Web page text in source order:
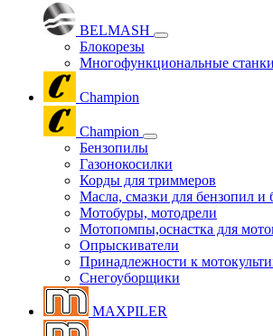
BELMASH
Блокорезы
Многофункциональные станки
Champion
Champion
Бензопилы
Газонокосилки
Корды для триммеров
Масла, смазки для бензопил и
Мотобуры, мотодрели
Мотопомпы,оснастка для
Опрыскиватели
Принадлежности к
Снегоуборщики
MAXPILER